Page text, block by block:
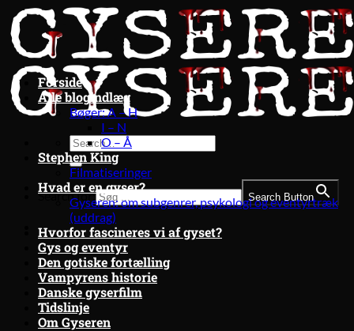
Fortsæt
til
indhold
Search for: Search Button
Forside
Alle blogindlæg
Bøger: A – H
I – N
O – Å
Stephen King
Filmatiseringer
Hvad er en gyser?
Gyseren: om subgenrer, psykologi og eventyrtræk
(uddrag)
Hvorfor fascineres vi af gyset?
Gys og eventyr
Den gotiske fortælling
Vampyrens historie
Danske gyserfilm
Tidslinje
Om Gyseren